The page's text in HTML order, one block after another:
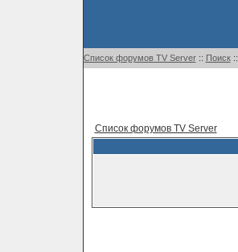
Список форумов TV Server:: Поиск::
Список форумов TV Server